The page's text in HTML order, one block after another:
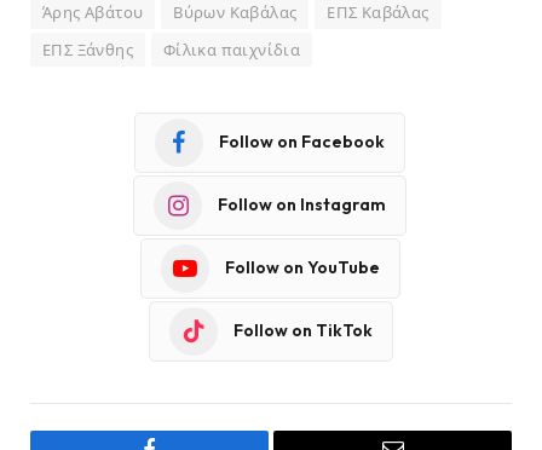
Άρης Αβάτου Βύρων Καβάλας
ΕΠΣ Καβάλας
ΕΠΣ Ξάνθης
Φίλικα παιχνίδια
Follow on Facebook
Follow on Instagram
Follow on YouTube
Follow on TikTok